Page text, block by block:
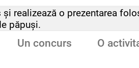
realizează o prezentarea
păpuși.
Un concurs O